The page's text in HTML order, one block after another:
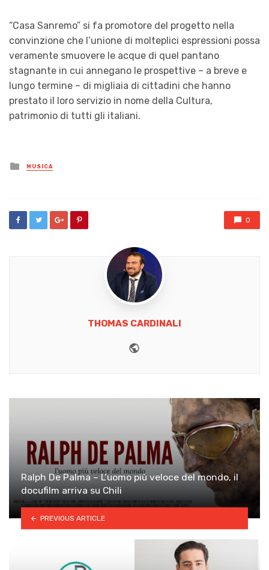
“Casa Sanremo” si fa promotore del progetto nella
convinzione che l’unione di molteplici espressioni possa
veramente smuovere le acque di quel pantano
stagnante in cui annegano le prospettive – a breve e
lungo termine – di migliaia di cittadini che hanno
prestato il loro servizio in nome della Cultura,
patrimonio di tutti gli italiani.
Posted
in
MUSICA
0
THOMAS CARDINALI
Ralph De Palma – L’uomo più veloce del mondo, il
docufilm arriva su Chili
PREVIOUS ARTICLE